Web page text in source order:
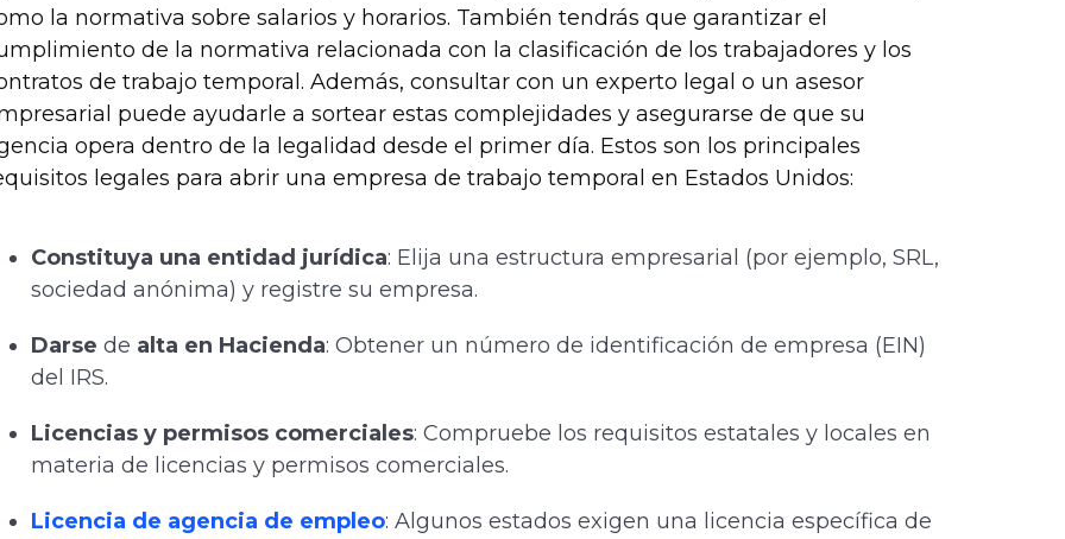
la normativa sobre salarios y horarios. También tendrás que garantizar el
de la normativa relacionada con la clasificación de los trabajadores y los
de trabajo temporal. Además, consultar con un experto legal o un asesor
puede ayudarle a sortear estas complejidades y asegurarse de que su
opera dentro de la legalidad desde el primer día. Estos son los principales
legales para abrir una empresa de trabajo temporal en Estados Unidos:
Constituya una entidad jurídica: Elija una estructura empresarial (por ejemplo, SRL,
sociedad anónima) y registre su empresa.
Darse de alta en Hacienda: Obtener un número de identificación de empresa (EIN)
del IRS.
Licencias y permisos comerciales: Compruebe los requisitos estatales y locales en
materia de licencias y permisos comerciales.
Licencia de agencia de empleo: Algunos estados exigen una licencia específica de